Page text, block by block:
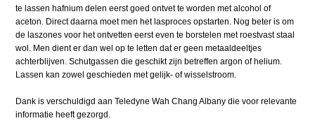
te lassen hafnium delen eerst goed ontvet te worden met alcohol of
aceton. Direct daarna moet men het lasproces opstarten. Nog beter is om
de laszones voor het ontvetten eerst even te borstelen met roestvast staal
wol. Men dient er dan wel op te letten dat er geen metaaldeeltjes
achterblijven. Schutgassen die geschikt zijn betreffen argon of helium.
Lassen kan zowel geschieden met gelijk- of wisselstroom.
Dank is verschuldigd aan Teledyne Wah Chang Albany die voor relevante
informatie heeft gezorgd.